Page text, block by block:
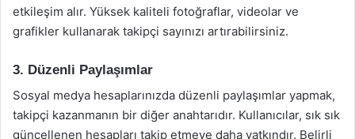
etkileşim alır. Yüksek kaliteli fotoğraflar, videolar ve
grafikler kullanarak takipçi sayınızı artırabilirsiniz.
3. Düzenli Paylaşımlar
Sosyal medya hesaplarınızda düzenli paylaşımlar yapmak,
takipçi kazanmanın bir diğer anahtarıdır. Kullanıcılar, sık sık
güncellenen hesapları takip etmeye daha yatkındır. Belirli